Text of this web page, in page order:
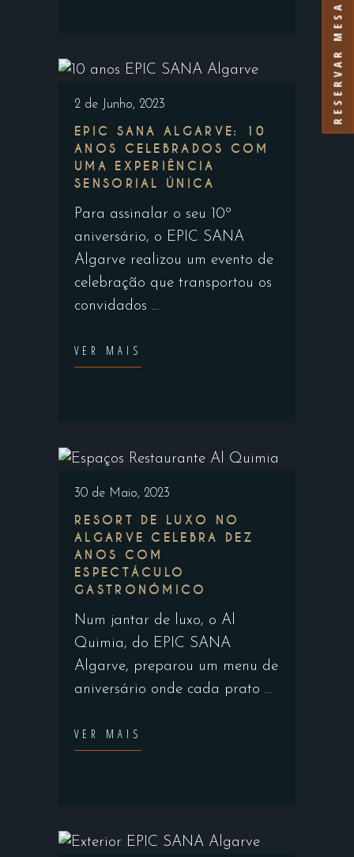
RESERVAR MESA
2 de Junho, 2023
EPIC SANA ALGARVE: 10
ANOS CELEBRADOS COM
UMA EXPERIÊNCIA
SENSORIAL ÚNICA
Para assinalar o seu 10º
aniversário, o EPIC SANA
Algarve realizou um evento de
celebração que transportou os
convidados
VER MAIS
30 de Maio, 2023
RESORT DE LUXO NO
ALGARVE CELEBRA DEZ
ANOS COM
ESPECTÁCULO
GASTRONÓMICO
Num jantar de luxo, o Al
Quimia, do EPIC SANA
Algarve, preparou um menu de
aniversário onde cada prato
VER MAIS